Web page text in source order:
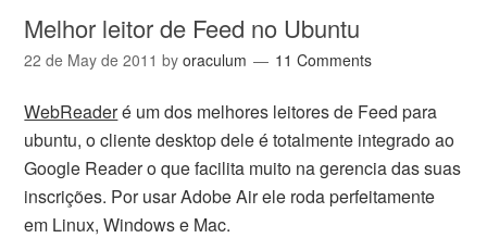
Melhor leitor de Feed no Ubuntu
22 de May de 2011 byoraculum 11 Comments
WebReaderé um dos melhores leitores de Feed para
ubuntu, o cliente desktop dele é totalmente integrado ao
Google Reader o que facilita muito na gerencia das suas
inscrições. Por usar Adobe Air ele roda perfeitamente
em Linux, Windows e Mac.